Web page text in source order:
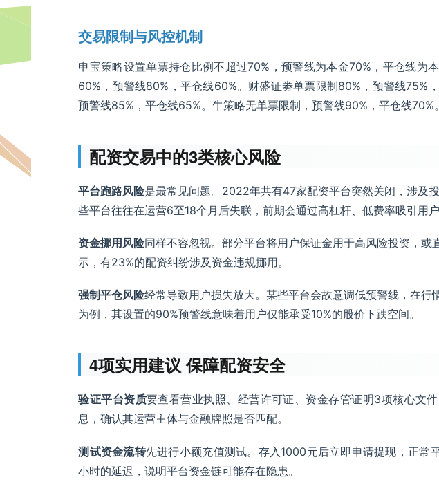
交易限制与风控机制
申宝策略设置单票持仓比例不超过70%，预警线为本金70%，平仓线为
60%，预警线80%，平仓线60%。财盛证劵单票限制80%，预警线75%
预警线85%，平仓线65%。牛策略无单票限制，预警线90%，平仓线70%。
配资交易中的3类核心风险
平台跑路风险是最常见问题。2022年共有47家配资平台突然关闭，涉及
些平台往往在运营6至18个月后失联，前期会通过高杠杆、低费率吸引用户
资金挪用风险同样不容忽视。部分平台将用户保证金用于高风险投资，或
示，有23%的配资纠纷涉及资金违规挪用。
强制平仓风险经常导致用户损失放大。某些平台会故意调低预警线，在行
为例，其设置的90%预警线意味着用户仅能承受10%的股价下跌空间。
4项实用建议 保障配资安全
验证平台资质要查看营业执照、经营许可证、资金存管证明3项核心文
息，确认其运营主体与金融牌照是否匹配。
测试资金流转先进行小额充值测试。存入1000元后立即申请提现，正常
小时的延迟，说明平台资金链可能存在隐患。